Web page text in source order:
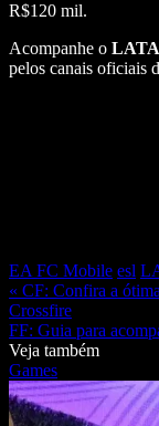
R$120 mil.
Acompanhe o
pelos canais oficiais
EA FC Mobile esl
« CF: Confira a
Crossfire
FF: Guia para
Veja também
Games